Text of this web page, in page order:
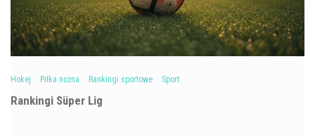
Hokej Piłka nożna Rankingi sportowe Sport
Rankingi Süper Lig